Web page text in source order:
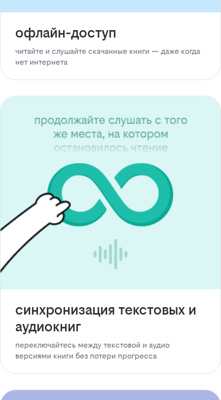
офлайн-доступ
читайте и слушайте скачанные книги — даже когда
нет интернета
синхронизация текстовых и
аудиокниг
переключайтесь между текстовой и аудио
версиями книги без потери прогресса